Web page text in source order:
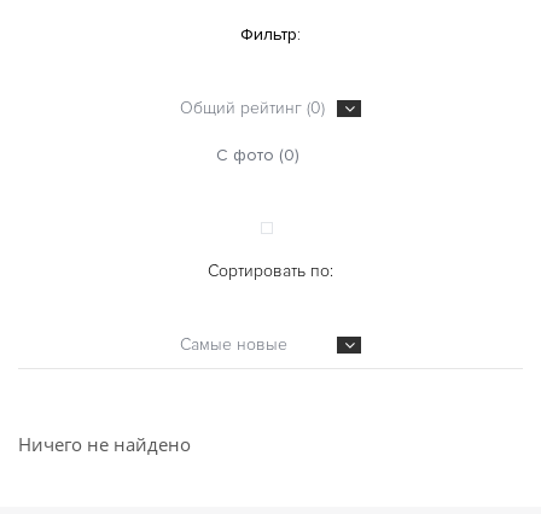
Фильтр:
Общий рейтинг (0)
С фото (0)
Сортировать по:
Самые новые
Ничего не найдено